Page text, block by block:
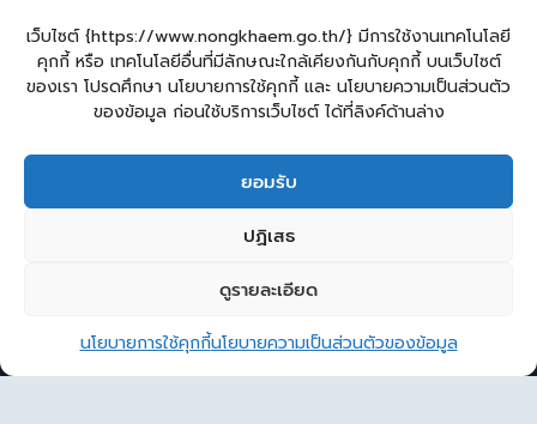
เว็บไซต์ {https://www.nongkhaem.go.th/} มีการใช้งานเทคโนโลยี
คุกกี้ หรือ เทคโนโลยีอื่นที่มีลักษณะใกล้เคียงกันกับคุกกี้ บนเว็บไซต์
ของเรา โปรดศึกษา นโยบายการใช้คุกกี้ และ นโยบายความเป็นส่วนตัว
ของข้อมูล ก่อนใช้บริการเว็บไซต์ ได้ที่ลิงค์ด้านล่าง
ยอมรับ
ปฏิเสธ
ดูรายละเอียด
นโยบายการใช้คุกกี้นโยบายความเป็นส่วนตัวของข้อมูล
ผู้เยี่ยมชมเว็บไซต์
ผู้เยี่ยมชม : 3
แผนผังเว็บไซต์
Login
lopburiwebdesign.com
กระดานสนทนา
© 2026 องค์การบริหารส่วนตำบลหนองแขม